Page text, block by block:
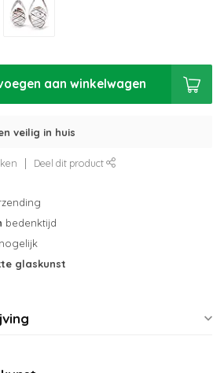
aan winkelwagen
veilig in huis
Deel dit product
bedenktijd
glaskunst